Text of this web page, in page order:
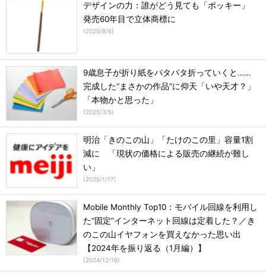
デザインの力：誰がどう見ても「ポッキー」
発売60年目で立体商標に
(2025/8/6)
9歳息子が折り紙をパタパタ折っていくと……
完成した“まさかの作品”に仰天「いや天才？」
「本物かと思った」
(2025/3/5)
明治「きのこの山」「たけのこの里」容量1割
減に 「現状の価格による販売の継続が難し
い」
(2025/1/17)
Mobile Monthly Top10：モバイル回線を利用し
た“固定”インターネット回線は定着した？／き
のこの山イヤフォンを買えなかった思い出
【2024年を振り返る（1月編）】
(2024/12/16)